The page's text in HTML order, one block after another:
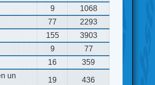
9
1068
77
2293
155
3903
9
77
16 359
un
19 436